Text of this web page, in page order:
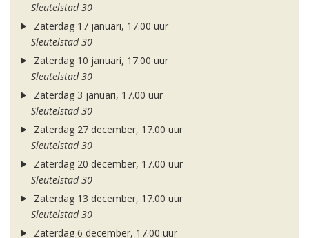
Sleutelstad 30
Zaterdag 17 januari, 17.00 uur
Sleutelstad 30
Zaterdag 10 januari, 17.00 uur
Sleutelstad 30
Zaterdag 3 januari, 17.00 uur
Sleutelstad 30
Zaterdag 27 december, 17.00 uur
Sleutelstad 30
Zaterdag 20 december, 17.00 uur
Sleutelstad 30
Zaterdag 13 december, 17.00 uur
Sleutelstad 30
Zaterdag 6 december, 17.00 uur